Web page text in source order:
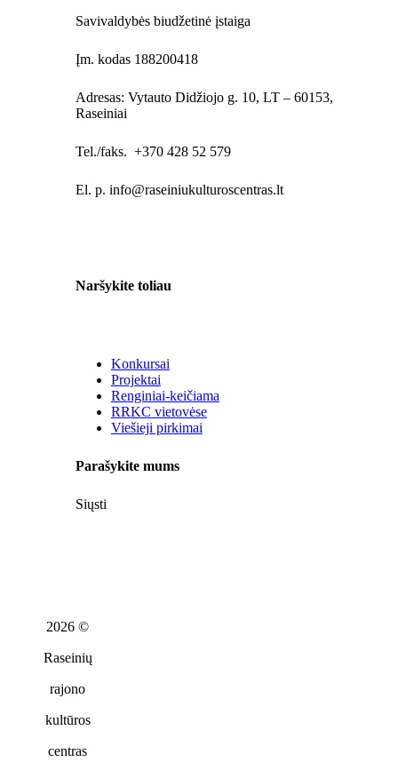
Savivaldybės biudžetinė įstaiga
Įm. kodas 188200418
Adresas: Vytauto Didžiojo g. 10, LT – 60153,
Raseiniai
Tel./faks. +370 428 52 579
El. p. info@raseiniukulturoscentras.lt
Naršykite toliau
Konkursai
Projektai
Renginiai-keičiama
RRKC vietovėse
Viešieji pirkimai
Parašykite mums
Siųsti
2026 ©
Raseinių
rajono
kultūros
centras